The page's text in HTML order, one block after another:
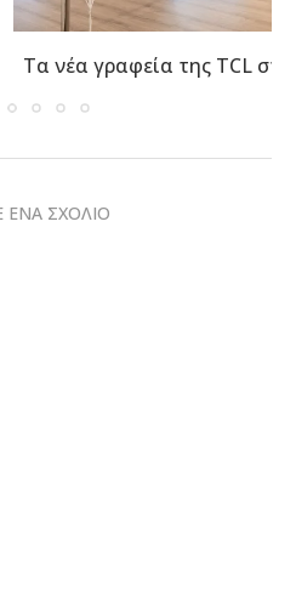
στην Αθήνα φιλοξενούν...
ΕΝΑ ΣΧΟΛΙΟ